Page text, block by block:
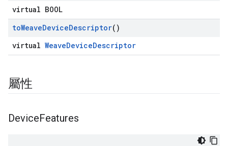
virtual BOOL
toWeaveDeviceDescriptor()
virtual WeaveDeviceDescriptor
屬性
DeviceFeatures